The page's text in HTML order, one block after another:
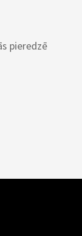
pieredzē